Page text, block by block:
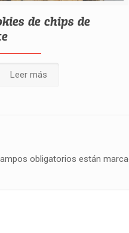
de chips de
Leer más
obligatorios están